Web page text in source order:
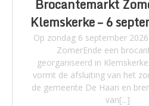
Brocantemarkt
Klemskerke – 6
Op zondag 6 september
ZomerEnde een
georganiseerd in
vormt de afsluiting van het
de gemeente De Haan en
van[...]